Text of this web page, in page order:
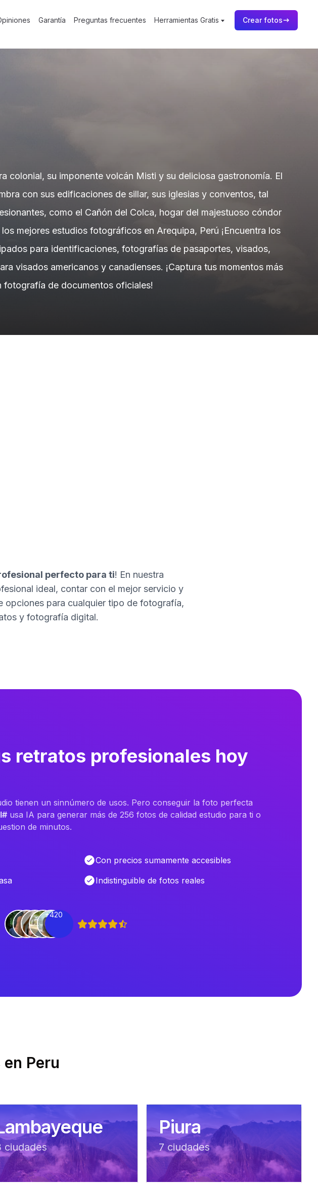
Garantía Preguntas frecuentes Herramientas Gratis Crear fotos
colonial, su imponente volcán Misti y su deliciosa gastronomía. El
con sus edificaciones de sillar, sus iglesias y conventos, tal
como el Cañón del Colca, hogar del majestuoso cóndor
mejores estudios fotográficos en Arequipa, Perú ¡Encuentra los
para identificaciones, fotografías de pasaportes, visados,
visados americanos y canadienses. ¡Captura tus momentos más
fotografía de documentos oficiales!
perfecto para ti! En nuestra
ideal, contar con el mejor servicio y
para cualquier tipo de fotografía,
y fotografía digital.
retratos profesionales hoy
tienen un sinnúmero de usos. Pero conseguir la foto perfecta
usa IA para generar más de 256 fotos de calidad estudio para ti o
de minutos.
Con precios sumamente accesibles
Indistinguible de fotos reales
+420
Peru
ciudades
Piura
7ciudades